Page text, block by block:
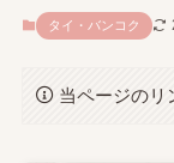
タイ・バンコク
当ページのリ